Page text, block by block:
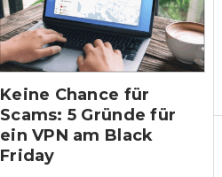
Keine Chance für
Scams: 5 Gründe für
ein VPN am Black
Friday